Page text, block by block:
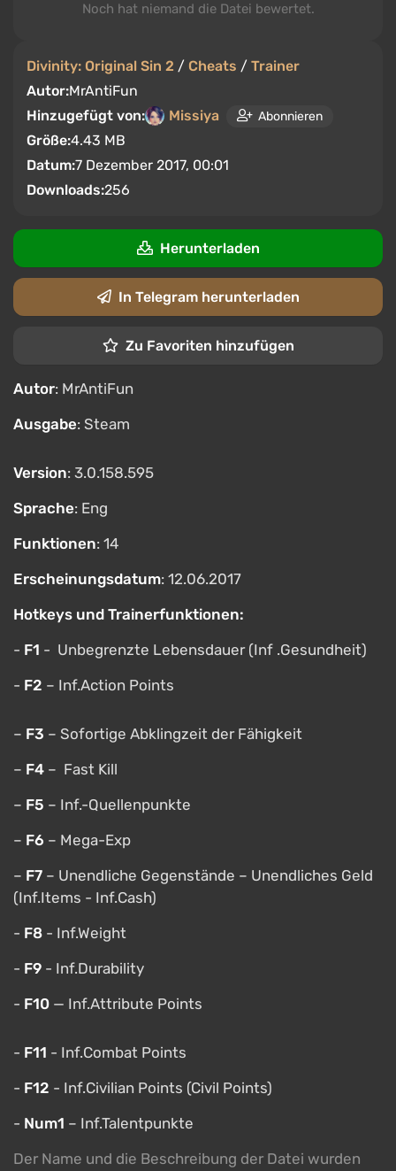
Divinity: Original Sin 2 / Cheats / Trainer
Autor:MrAntiFun
Hinzugefügt von:
Missiya Abonnieren
Größe:4.43 MB
Datum:7 Dezember 2017, 00:01
Downloads:256
Noch hat niemand die Datei bewertet.
Herunterladen
In Telegram herunterladen
Zu Favoriten hinzufügen
Autor: MrAntiFun
Ausgabe: Steam
Version: 3.0.158.595
Sprache: Eng
Funktionen: 14
Erscheinungsdatum: 12.06.2017
Hotkeys und Trainerfunktionen:
- F1 - Unbegrenzte Lebensdauer (Inf .Gesundheit)
- F2 – Inf.Action Points
– F3 – Sofortige Abklingzeit der Fähigkeit
– F4 – Fast Kill
– F5 – Inf.-Quellenpunkte
– F6 – Mega-Exp
– F7 – Unendliche Gegenstände – Unendliches Geld
(Inf.Items - Inf.Cash)
- F8 - Inf.Weight
- F9 - Inf.Durability
- F10 — Inf.Attribute Points
- F11 - Inf.Combat Points
- F12 - Inf.Civilian Points (Civil Points)
- Num1 – Inf.Talentpunkte
Der Name und die Beschreibung der Datei wurden